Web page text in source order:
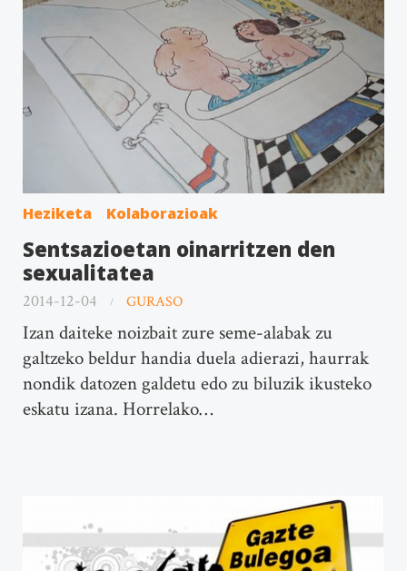
Heziketa Kolaborazioak
Sentsazioetan oinarritzen den
sexualitatea
2014-12-04 GURASO
Izan daiteke noizbait zure seme-alabak zu
galtzeko beldur handia duela adierazi, haurrak
nondik datozen galdetu edo zu biluzik ikusteko
eskatu izana. Horrelako…